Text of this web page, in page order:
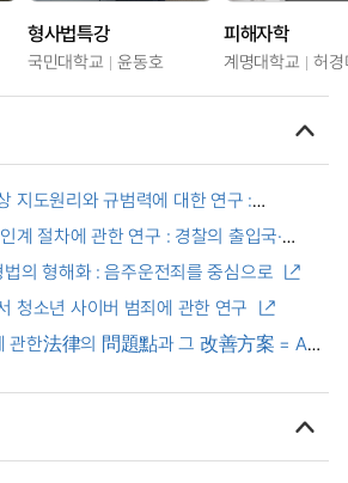
형사법특강
국민대학교 윤동호
피해자학
계명대학교 허
지도원리와 규범력에 대한 연구 :
이후 통계를 중심으로 = A study on the
principle and normative power of the
: focusing on statistics after revision of
evaders law
계 절차에 관한 연구 : 경찰의 출입국·
법적 불비를 중심으로- = A Study on the
Custody Transfer Procedures
Foreign Nationals: Closing Legal
Case Handover
의 형해화 : 음주운전죄를 중심으로
청소년 사이버 범죄에 관한 연구
관한法律의 問題點과 그 改善方案 = A